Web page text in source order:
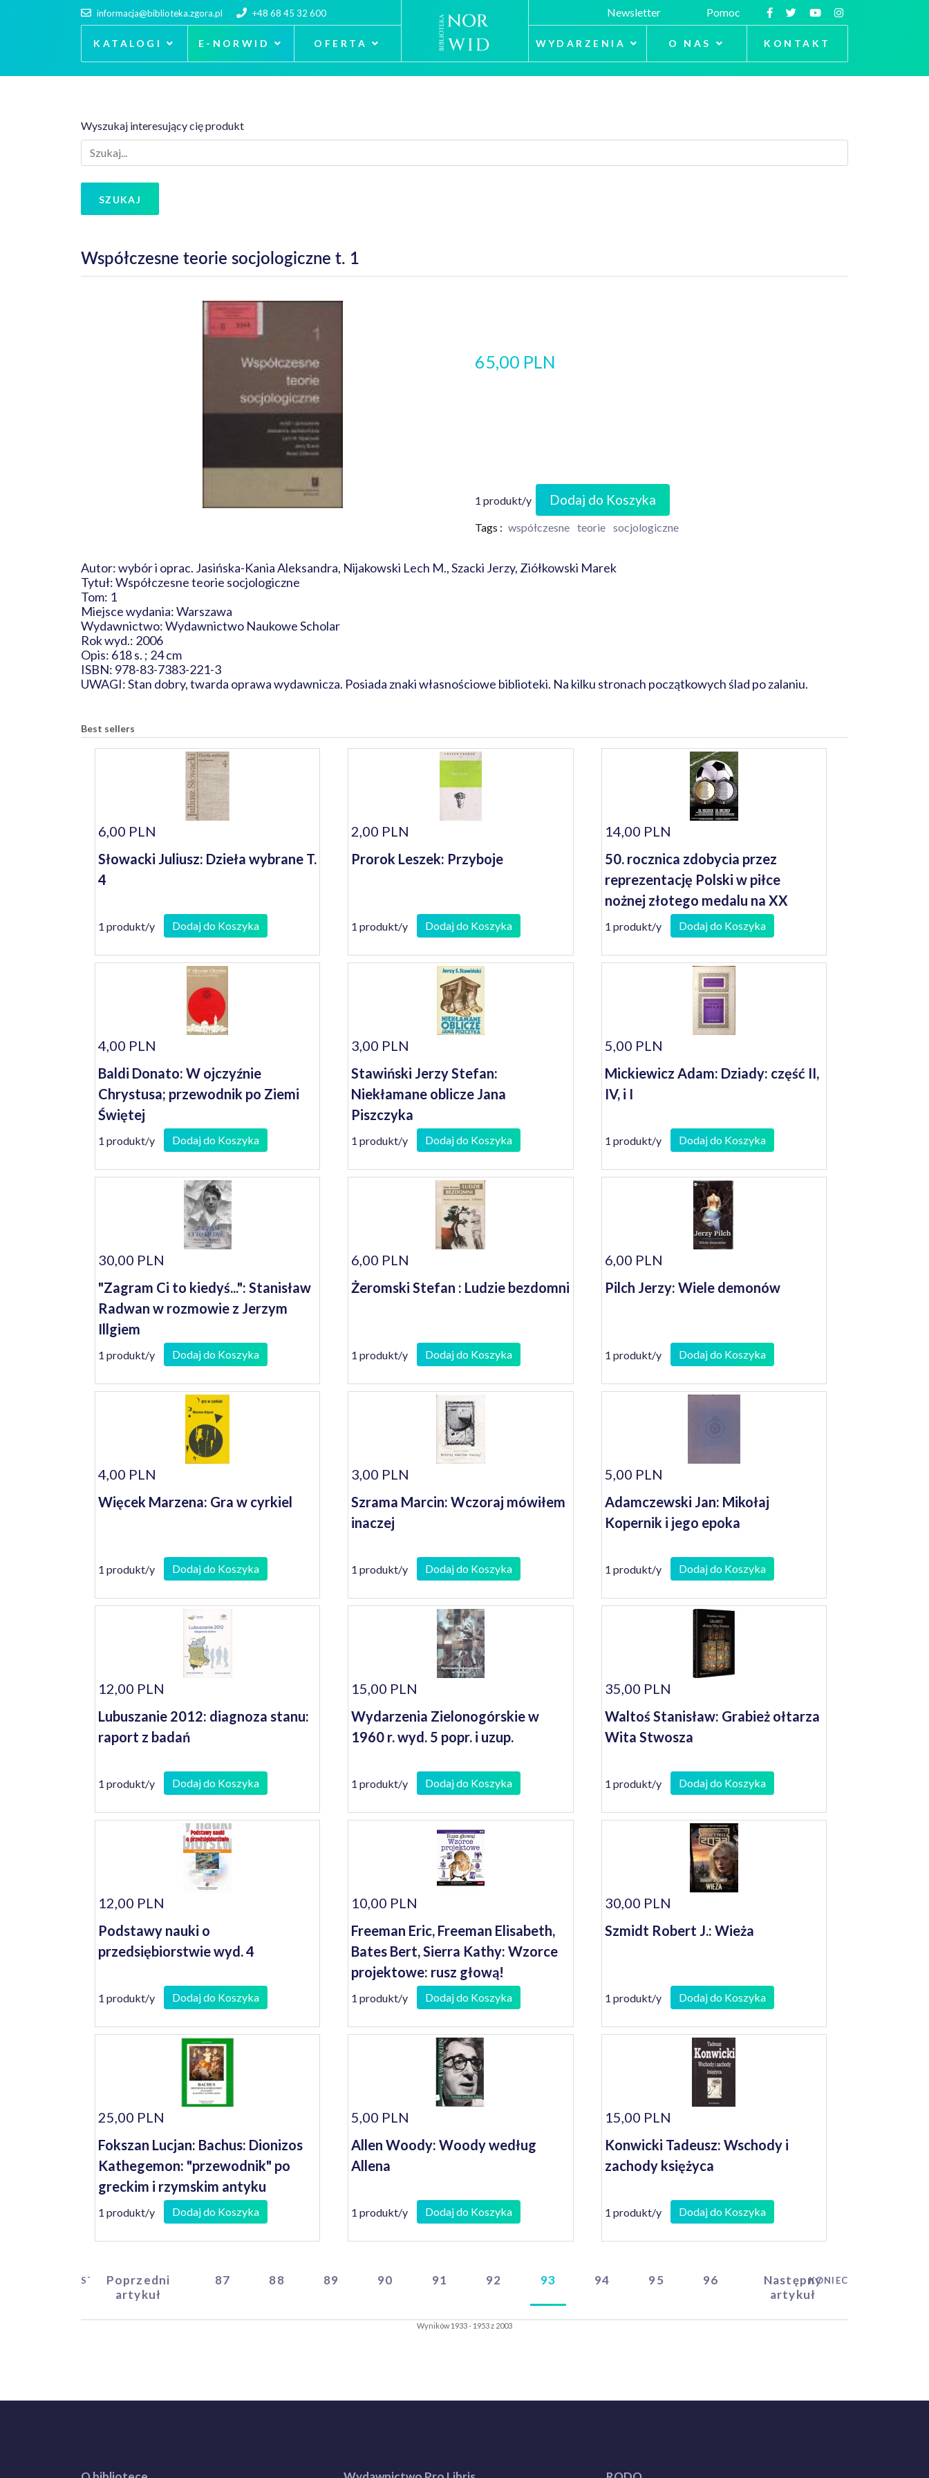
informacja@biblioteka.zgora.pl +48 68 45 32 600
KATALOGI E-NORWID OFERTA
Newsletter Pomoc
WYDARZENIA O NAS KONTAKT
Wyszukaj interesujący cię produkt
SZUKAJ
Współczesne teorie socjologiczne t. 1
65,00 PLN
1 produkt/y Dodaj do Koszyka
Tags : współczesne teorie socjologiczne
Autor: wybór i oprac. Jasińska-Kania Aleksandra, Nijakowski Lech M., Szacki Jerzy, Ziółkowski Marek
Tytuł: Współczesne teorie socjologiczne
Tom: 1
Miejsce wydania: Warszawa
Wydawnictwo: Wydawnictwo Naukowe Scholar
Rok wyd.: 2006
Opis: 618 s. ; 24 cm
ISBN: 978-83-7383-221-3
UWAGI: Stan dobry, twarda oprawa wydawnicza. Posiada znaki własnościowe biblioteki. Na kilku stronach początkowych ślad po zalaniu.
Best sellers
6,00 PLN
Słowacki Juliusz: Dzieła wybrane T.
4
1 produkt/y Dodaj do Koszyka
2,00 PLN
Prorok Leszek: Przyboje
1 produkt/y Dodaj do Koszyka
14,00 PLN
50. rocznica zdobycia przez
reprezentację Polski w piłce
nożnej złotego medalu na XX
Letnich Igrzyskach Olimpijskich :
30. rocznica zdobycia przez
reprezentację Polski w piłce
nożnej srebrnego medalu na XXV
Letnich Igrzyskach Olimpijskich :
1 produkt/y Dodaj do Koszyka
4,00 PLN
Baldi Donato: W ojczyźnie
Chrystusa; przewodnik po Ziemi
Świętej
1 produkt/y Dodaj do Koszyka
3,00 PLN
Stawiński Jerzy Stefan:
Niekłamane oblicze Jana
Piszczyka
1 produkt/y Dodaj do Koszyka
5,00 PLN
Mickiewicz Adam: Dziady: część II,
IV, i I
1 produkt/y Dodaj do Koszyka
30,00 PLN
"Zagram Ci to kiedyś...": Stanisław
Radwan w rozmowie z Jerzym
Illgiem
1 produkt/y Dodaj do Koszyka
6,00 PLN
Żeromski Stefan : Ludzie bezdomni
1 produkt/y Dodaj do Koszyka
6,00 PLN
Pilch Jerzy: Wiele demonów
1 produkt/y Dodaj do Koszyka
4,00 PLN
Więcek Marzena: Gra w cyrkiel
1 produkt/y Dodaj do Koszyka
3,00 PLN
Szrama Marcin: Wczoraj mówiłem
inaczej
1 produkt/y Dodaj do Koszyka
5,00 PLN
Adamczewski Jan: Mikołaj
Kopernik i jego epoka
1 produkt/y Dodaj do Koszyka
12,00 PLN
Lubuszanie 2012: diagnoza stanu:
raport z badań
1 produkt/y Dodaj do Koszyka
15,00 PLN
Wydarzenia Zielonogórskie w
1960 r. wyd. 5 popr. i uzup.
1 produkt/y Dodaj do Koszyka
35,00 PLN
Waltoś Stanisław: Grabież ołtarza
Wita Stwosza
1 produkt/y Dodaj do Koszyka
12,00 PLN
Podstawy nauki o
przedsiębiorstwie wyd. 4
1 produkt/y Dodaj do Koszyka
10,00 PLN
Freeman Eric, Freeman Elisabeth,
Bates Bert, Sierra Kathy: Wzorce
projektowe: rusz głową!
1 produkt/y Dodaj do Koszyka
30,00 PLN
Szmidt Robert J.: Wieża
1 produkt/y Dodaj do Koszyka
25,00 PLN
Fokszan Lucjan: Bachus: Dionizos
Kathegemon: "przewodnik" po
greckim i rzymskim antyku
1 produkt/y Dodaj do Koszyka
5,00 PLN
Allen Woody: Woody według
Allena
1 produkt/y Dodaj do Koszyka
15,00 PLN
Konwicki Tadeusz: Wschody i
zachody księżyca
1 produkt/y Dodaj do Koszyka
STARTPoprzedni
artykuł
87 88 89 90 91 92 93 94 95 96
Następny
artykuł
KONIEC
Wyników 1933 - 1953 z 2003